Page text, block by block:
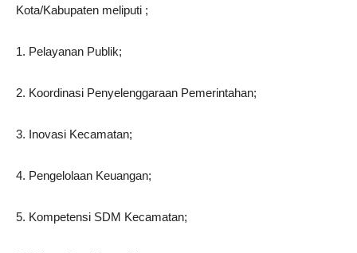
Kota/Kabupaten meliputi ;
1. Pelayanan Publik;
2. Koordinasi Penyelenggaraan Pemerintahan;
3. Inovasi Kecamatan;
4. Pengelolaan Keuangan;
5. Kompetensi SDM Kecamatan;